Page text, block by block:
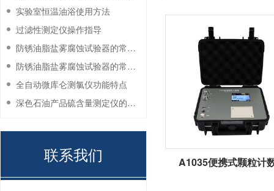
A1035便携式颗粒计
实验室恒温油浴使用方法
过滤性测定仪操作指导
防锈油脂盐雾腐蚀试验器的常见故障与解决方法
防锈油脂盐雾腐蚀试验器的常见故障与解决方法
全自动微库仑测氯仪功能特点
深色石油产品硫含量测定仪的工作环境要求
联系我们